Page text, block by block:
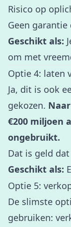
Risico op
Geen
Geschikt als:
om met
Optie 4: laten
Ja, dit is ook
gekozen.
€200 miljoen
ongebruikt.
Dat is geld
Geschikt als:
Optie 5:
De slimste
gebruiken: